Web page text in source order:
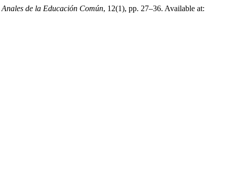
Anales de la Educación Común, 12(1), pp. 27–36. Available at: